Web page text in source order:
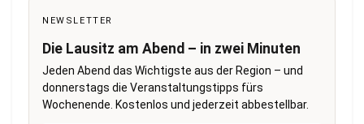
NEWSLETTER
Die Lausitz am Abend – in zwei Minuten
Jeden Abend das Wichtigste aus der Region – und
donnerstags die Veranstaltungstipps fürs
Wochenende. Kostenlos und jederzeit abbestellbar.